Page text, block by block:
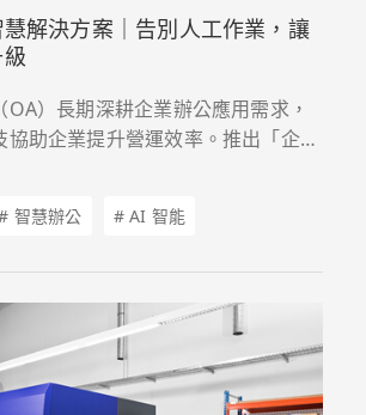
解決方案｜告別人工作業，讓
OA）長期深耕企業辦公應用需求，
協助企業提升營運效率。推出「企業
智慧辦公 # AI 智能